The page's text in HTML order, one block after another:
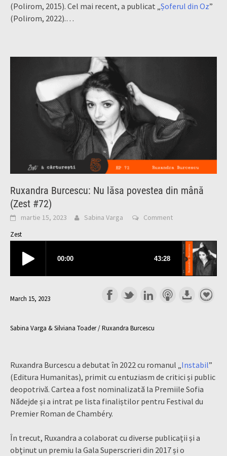
(Polirom, 2015). Cel mai recent, a publicat „ Șoferul din Oz”
(Polirom, 2022).…
Ruxandra Burcescu: Nu lăsa povestea din mână
(Zest #72)
martie 15, 2023 Sabina Varga Comment
Zest
March 15, 2023
Sabina Varga & Silviana Toader / Ruxandra Burcescu
Ruxandra Burcescu a debutat în 2022 cu romanul „ Instabil”
(Editura Humanitas), primit cu entuziasm de critici și public
deopotrivă. Cartea a fost nominalizată la Premiile Sofia
Nădejde și a intrat pe lista finaliștilor pentru Festival du
Premier Roman de Chambéry.
În trecut, Ruxandra a colaborat cu diverse publicații și a
obținut un premiu la Gala Superscrieri din 2017 și o